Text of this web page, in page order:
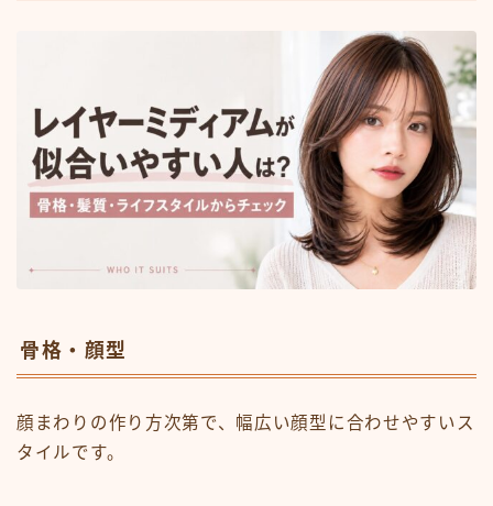
骨格・顔型
顔まわりの作り方次第で、幅広い顔型に合わせやすいス
タイルです。